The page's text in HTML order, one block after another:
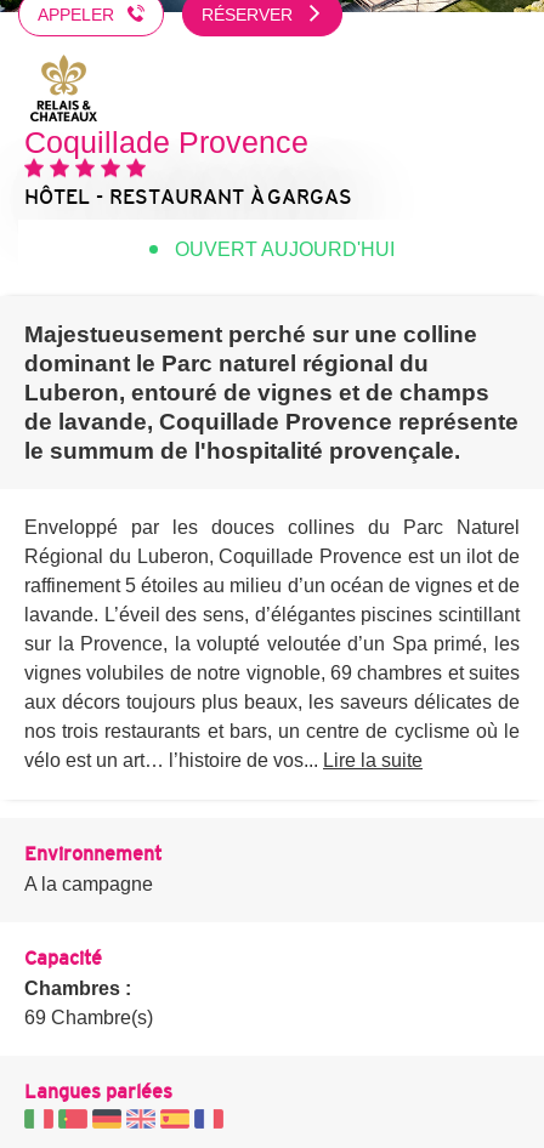
APPELER RÉSERVER
Coquillade Provence
HÔTEL - RESTAURANT À GARGAS
OUVERT AUJOURD'HUI
Majestueusement perché sur une colline
dominant le Parc naturel régional du
Luberon, entouré de vignes et de champs
de lavande, Coquillade Provence représente
le summum de l'hospitalité provençale.
Enveloppé par les douces collines du Parc Naturel
Régional du Luberon, Coquillade Provence est un ilot de
raffinement 5 étoiles au milieu d’un océan de vignes et de
lavande. L’éveil des sens, d’élégantes piscines scintillant
sur la Provence, la volupté veloutée d’un Spa primé, les
vignes volubiles de notre vignoble, 69 chambres et suites
aux décors toujours plus beaux, les saveurs délicates de
nos trois restaurants et bars, un centre de cyclisme où le
vélo est un art… l’histoire de vos... Lire la suite
Environnement
A la campagne
Capacité
Chambres :
69 Chambre(s)
Langues parlées